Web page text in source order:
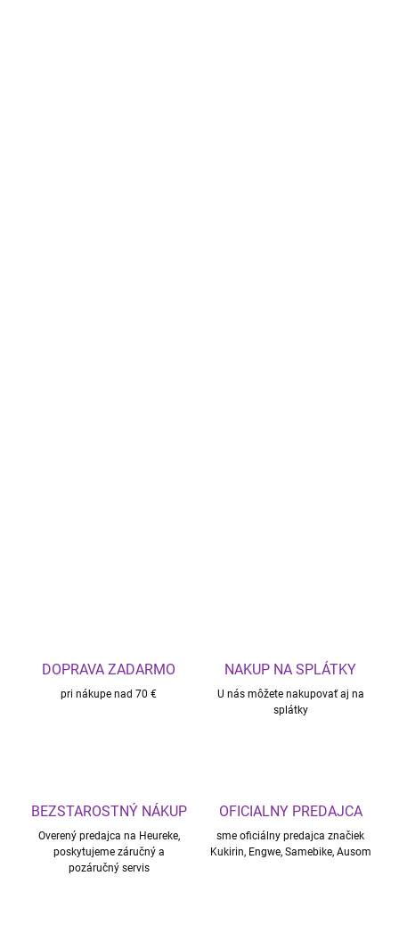
DOPRAVA ZADARMO
pri nákupe nad 70 €
NAKUP NA SPLÁTKY
U nás môžete nakupovať aj na
splátky
BEZSTAROSTNÝ NÁKUP
Overený predajca na Heureke,
poskytujeme záručný a
pozáručný servis
OFICIALNY PREDAJCA
sme oficiálny predajca značiek
Kukirin, Engwe, Samebike, Ausom